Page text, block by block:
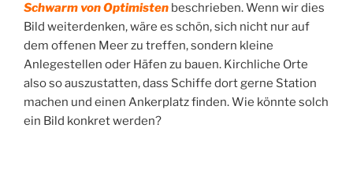
Schwarm von Optimisten beschrieben. Wenn wir dies
Bild weiterdenken, wäre es schön, sich nicht nur auf
dem offenen Meer zu treffen, sondern kleine
Anlegestellen oder Häfen zu bauen. Kirchliche Orte
also so auszustatten, dass Schiffe dort gerne Station
machen und einen Ankerplatz finden. Wie könnte solch
ein Bild konkret werden?